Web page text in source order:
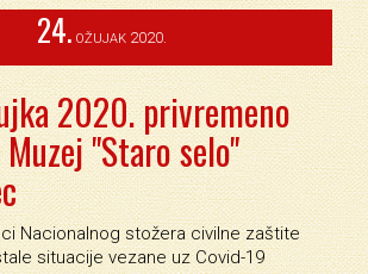
24. OŽUJAK 2020.
2020. privremeno
"Staro selo"
Nacionalnog stožera civilne zaštite
situacije vezane uz Covid-19